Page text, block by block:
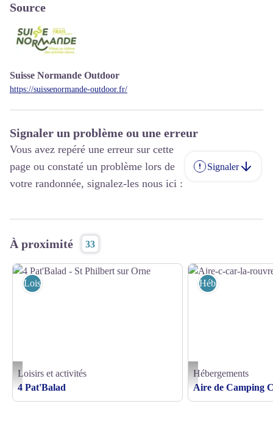
Source
Suisse Normande Outdoor
https://suissenormande-outdoor.fr/
Signaler un problème ou une erreur
Vous avez repéré une erreur sur cette
page ou constaté un problème lors de
votre randonnée, signalez-les nous ici :
Signaler
À proximité 33
4 Pat'Balad - St Philbert sur Orne - ©A. Crampon
Loisirs et activités
Loisirs et activités
4 Pat'Balad
Aire-c-car-la-rouvre-
Hébergements
Hébergements
Aire de Camping